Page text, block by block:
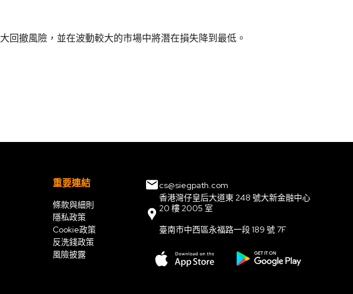
撤風險，並在波動較大的市場中將潛在損失降到最低。
重要連結
條款與細則
隱私政策
Cookie政策
反洗錢政策
風險披露
cs@siegpath.com
香港灣仔皇后大道東 248 號大新金融中心
20 樓 2005 室
臺南市中西區永福路一段 189 號 7F